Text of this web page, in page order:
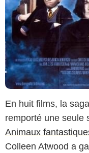
En huit films, la
remporté une seule
Animaux
Colleen Atwood a